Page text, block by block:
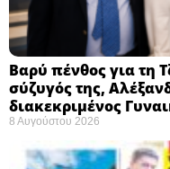
Βαρύ πένθος για τη
σύζυγός της,
διακεκριμένος
8 Αυγούστου 2026